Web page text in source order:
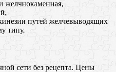
желчнокаменная,
путей желчевыводящих
типу.
сети без рецепта. Цены